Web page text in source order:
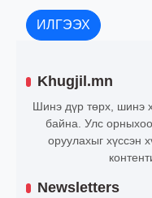
ИЛГЭЭХ
Khugjil.mn
Шинэ дүр төрх, шинэ
байна. Улс
оруулахыг хүссэн
Newsletters